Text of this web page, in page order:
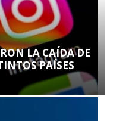
LA CAÍDA DE
PAÍSES